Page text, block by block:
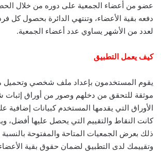
عضو من أعضاء الجمعية على دوره من خلال
دفعه بقية الأعضاء، وتنتهي الدائرة بحصول كل
لعدد من الأشهر يساوي عدد أعضاء الجمعية.
كيف يعمل التطبيق
يقوم المستخدمون بإعداد ملف شخصي وتحميل
موثقة للتحقق من دخلهم وصور من أوراق إثبات
الأوراق التي يقدمها المستخدم كبيانات إضافية
كانت النقاط والتقييم التي يحصل عليها أفضل،
ذلك بعرض الجمعيات المتاحة والمفتوحة
وتقييمك لدى التطبيق لضمان حقوق بقية